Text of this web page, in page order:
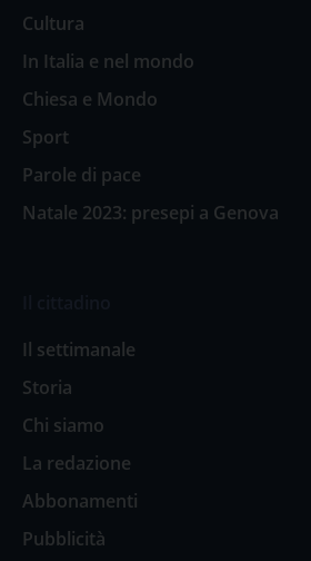
Cultura
In Italia e nel mondo
Chiesa e Mondo
Sport
Parole di pace
Natale 2023: presepi a Genova
Il settimanale
Storia
Chi siamo
La redazione
Abbonamenti
Pubblicità